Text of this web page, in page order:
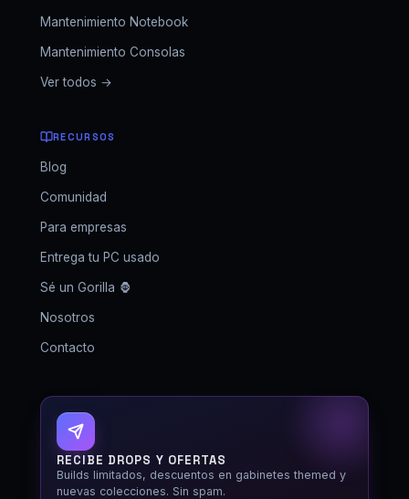
Mantenimiento Notebook
Mantenimiento Consolas
Ver todos →
RECURSOS
Blog
Comunidad
Para empresas
Entrega tu PC usado
Sé un Gorilla 🦍
Nosotros
Contacto
RECIBE DROPS Y OFERTAS
Builds limitados, descuentos en gabinetes themed y
nuevas colecciones. Sin spam.
Fuera de horario